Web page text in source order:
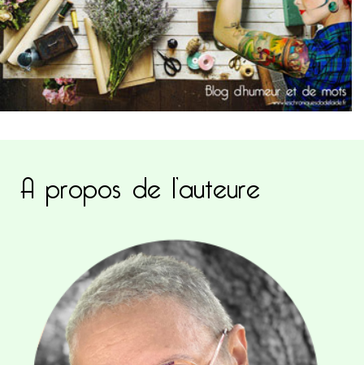
A propos de l’auteure